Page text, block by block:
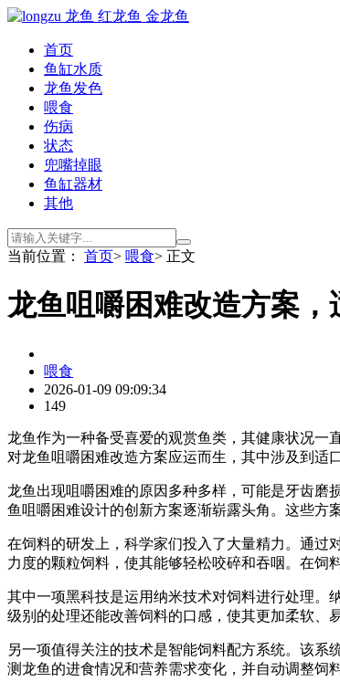
首页
鱼缸水质
龙鱼发色
喂食
伤病
状态
兜嘴掉眼
鱼缸器材
其他
当前位置： 首页> 喂食> 正文
龙鱼咀嚼困难改造方案，
喂食
2026-01-09 09:09:34
149
龙鱼作为一种备受喜爱的观赏鱼类，其健康状况一
对龙鱼咀嚼困难改造方案应运而生，其中涉及到适
龙鱼出现咀嚼困难的原因多种多样，可能是牙齿磨
鱼咀嚼困难设计的创新方案逐渐崭露头角。这些方
在饲料的研发上，科学家们投入了大量精力。通过
力度的颗粒饲料，使其能够轻松咬碎和吞咽。在饲
其中一项黑科技是运用纳米技术对饲料进行处理。
级别的处理还能改善饲料的口感，使其更加柔软、
另一项值得关注的技术是智能饲料配方系统。该
测龙鱼的进食情况和营养需求变化，并自动调整饲